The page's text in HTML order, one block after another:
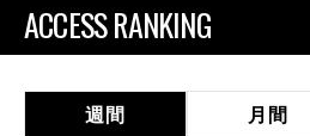
ACCESS RANKING
週間 月間